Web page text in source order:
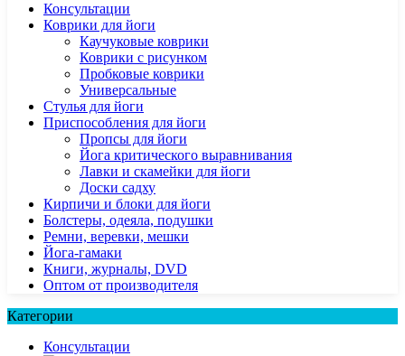
Консультации
Коврики для йоги
Каучуковые коврики
Коврики с рисунком
Пробковые коврики
Универсальные
Стулья для йоги
Приспособления для йоги
Пропсы для йоги
Йога критического выравнивания
Лавки и скамейки для йоги
Доски садху
Кирпичи и блоки для йоги
Болстеры, одеяла, подушки
Ремни, веревки, мешки
Йога-гамаки
Книги, журналы, DVD
Оптом от производителя
Категории
Консультации